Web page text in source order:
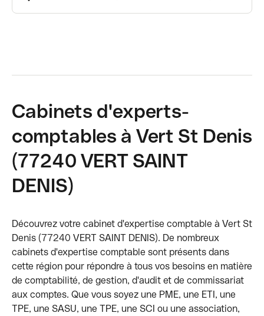
Cabinets d'experts-
comptables à Vert St Denis
(77240 VERT SAINT
DENIS)
Découvrez votre cabinet d'expertise comptable à Vert St
Denis (77240 VERT SAINT DENIS). De nombreux
cabinets d'expertise comptable sont présents dans
cette région pour répondre à tous vos besoins en matière
de comptabilité, de gestion, d'audit et de commissariat
aux comptes. Que vous soyez une PME, une ETI, une
TPE, une SASU, une TPE, une SCI ou une association,